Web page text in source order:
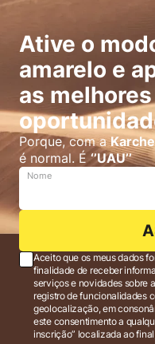
Ative o
amarelo e
as melhores
Porque, com a
é normal. É‘’UAU’’
Nome
Aceito que os meus dados
finalidade de receber
serviços e novidades sobre a Karcher Brasil via e-mail marketing e
registro de funcionalidades
geolocalização, em
este consentimento a
inscrição” localizada ao